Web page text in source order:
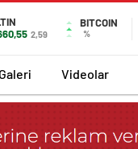
2,59
BITCOIN
%
Videolar